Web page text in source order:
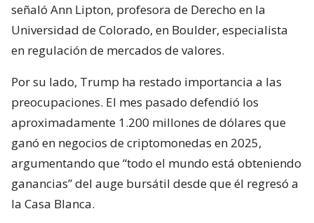
señaló Ann Lipton, profesora de Derecho en la
Universidad de Colorado, en Boulder, especialista
en regulación de mercados de valores.
Por su lado, Trump ha restado importancia a las
preocupaciones. El mes pasado defendió los
aproximadamente 1.200 millones de dólares que
ganó en negocios de criptomonedas en 2025,
argumentando que “todo el mundo está obteniendo
ganancias” del auge bursátil desde que él regresó a
la Casa Blanca.